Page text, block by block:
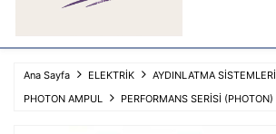
Ana Sayfa ELEKTRİK AYDINLATMA SİSTEMLERİ
PHOTON AMPUL
PERFORMANS SERİSİ (PHOTON)